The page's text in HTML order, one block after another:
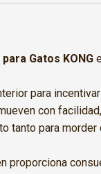
Gatos KONG
para
con
tanto para
proporciona